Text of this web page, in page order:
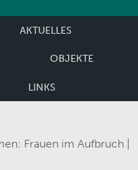
AKTUELLES
OBJEKTE
LINKS
Frauen im Aufbruch |